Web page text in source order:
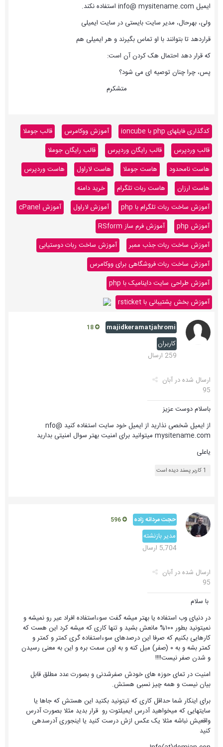
ایمیل info@ mysitename.com استفاده نکند.
ولی، بهرحال، مدیر سایت بایستی در سایت ایمیلی
قراردهد تا بتوانند با او تماس بگیرند و هر ایمیلی هم
که قرار دهد احتمال هک کردن آن است:
پس، چرا چنان توصیه ای می شود؟
متشکرم
کدگذاری فایلهای php با ioncube آموزش ووکامرس
قالب جوملا
قالب وردپرس
قالب رایگان وردپرس
قالب رایگان جوملا
هاست نامحدود
هاست جوملا هاست لاراول
هاست وردپرس
هاست ارزان
هاست ربات تلگرام
خرید دامنه
آموزش ساخت ربات تلگرام با php
آموزش لاراول
آموزش cPanel
آموزش php
آموزش فرم ساز RSform
آموزش ساخت ربات جذب ممبر
آموزش ساخت ربات دوستیابی
آموزش ساخت ربات فروشگاهی برای ووکامرس
آموزش طراحی سایت داینامیک با php
آموزش بخش پشتیبانی با rsticket
majidkeramatjahromi
کاربران
259 ارسال
ارسال شده درآبان
95
باسلام دوست عزیز
از ایمیل شخصی نذارید از ایمیل خود سایت استفاده کنید nfo@
mysitename.com میتوانید برای امنیت بهتر سوال امنیتی بدارید
یاعلی
1 کاربر پسند دیده است
حجت مردانه زاده
مدیر بازنشته
5,704 ارسال
ارسال شده درآبان
95
با سلام
در دنیای وب استفاده یا بهتر میشه گفت سوءاستفاده افراد عیر رو نمیشه و
نمیتونید بطور ۱۰۰% مانعش بشید و تنها کاری که میشه کرد این هست که
کارهایی بکنیم که صرفا این درصدهای سوءاستفاده گری کمتر و کمتر و
کمتر بشه و به ۰ (صفر) میل کنه و به اون سمت بره و این به معنی رسیدن
و شدن صفر نیست!!!!
امنیت در تمای حوزه های خودش صفرشدنی و بصورت عدد مطلق قابل
بیان نیست و همه چیز نسبی هستش.
برای اینکار شما حداقل کاری که تیتونید بکتید این هستش که جاها یا
سایتهایی که میخواهید آدرس ایمیلتوت رو قرار بدید مثلا بصورت آدرس
واقعیش نباشه مثلا یک عکس ازش درست کنید یا اینجوری آدرسدهی
کنید